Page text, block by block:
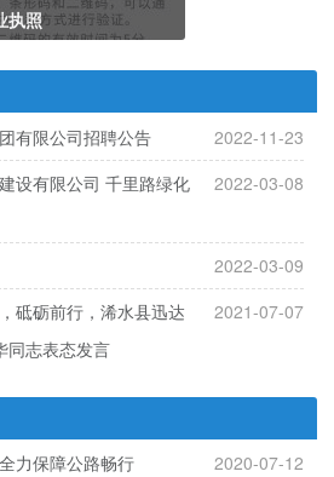
执照
2022-11-23
有限公司招聘公告
2022-03-08
设有限公司 千里路绿化
2022-03-09
2021-07-07
砥砺前行，浠水县迅达
同志表态发言
2020-07-12
力保障公路畅行